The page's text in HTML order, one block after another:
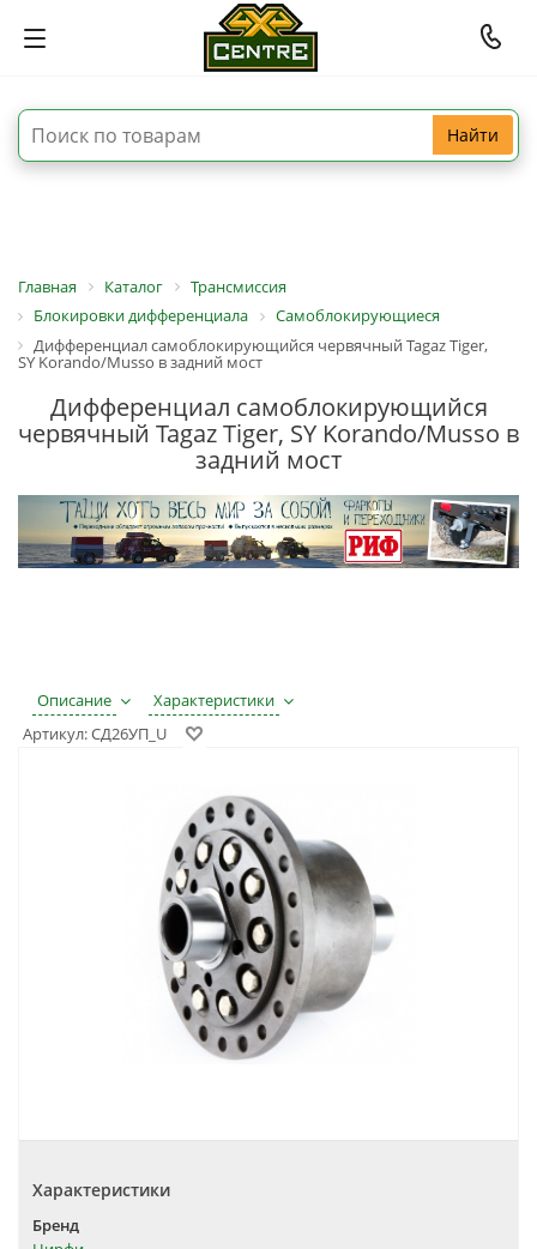
Найти
Главная Каталог
Трансмиссия
Блокировки дифференциала
Самоблокирующиеся
Дифференциал самоблокирующийся червячный Tagaz Tiger,
SY Korando/Musso в задний мост
Дифференциал самоблокирующийся
червячный Tagaz Tiger, SY Korando/Musso в
задний мост
Описание
Характеристики
Артикул:СД26УП_U
Характеристики
Бренд